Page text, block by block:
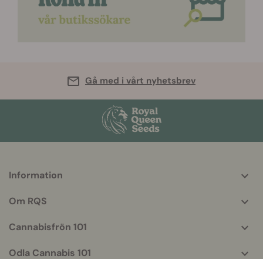
Gå med i vårt nyhetsbrev
info
Information
Om RQS
Cannabisfrön 101
Odla Cannabis 101